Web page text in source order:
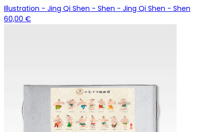
Illustration - Jing Qi Shen - Shen - Jing Qi Shen - Shen
60,00 €